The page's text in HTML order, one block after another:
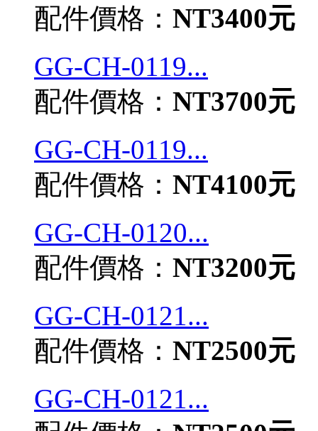
配件價格： NT3400元
GG-CH-0119...
配件價格： NT3700元
GG-CH-0119...
配件價格： NT4100元
GG-CH-0120...
配件價格： NT3200元
GG-CH-0121...
配件價格： NT2500元
GG-CH-0121...